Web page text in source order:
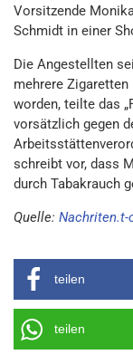
Vorsitzende
Schmidt in einer
Die Angestellten
mehrere Zigaretten
worden, teilte das
vorsätzlich gegen
schreibt vor, dass
durch Tabakrauch
Quelle: Nachriten.t-
teilen
teilen